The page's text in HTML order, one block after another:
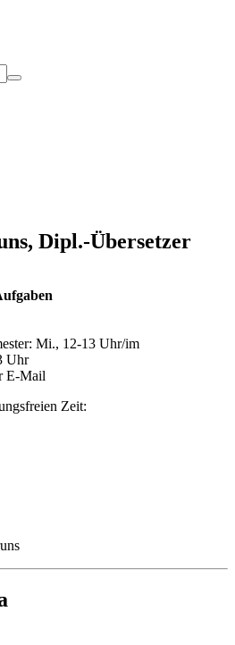
Dipl.-Übersetzer
Mi., 12-13 Uhr/im
Uhr
E-Mail
Zeit: